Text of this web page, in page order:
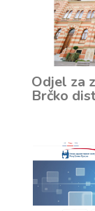
Odjel za
Brčko